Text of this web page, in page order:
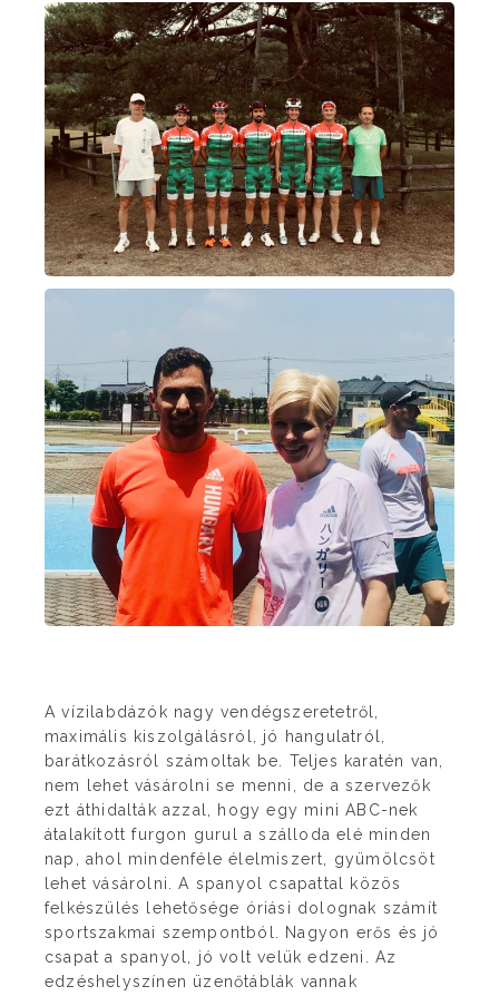
A vízilabdázók nagy vendégszeretetről,
maximális kiszolgálásról, jó hangulatról,
barátkozásról számoltak be. Teljes karatén van,
nem lehet vásárolni se menni, de a szervezők
ezt áthidalták azzal, hogy egy mini ABC-nek
átalakított furgon gurul a szálloda elé minden
nap, ahol mindenféle élelmiszert, gyümölcsöt
lehet vásárolni. A spanyol csapattal közös
felkészülés lehetősége óriási dolognak számít
sportszakmai szempontból. Nagyon erős és jó
csapat a spanyol, jó volt velük edzeni. Az
edzéshelyszínen üzenőtáblák vannak